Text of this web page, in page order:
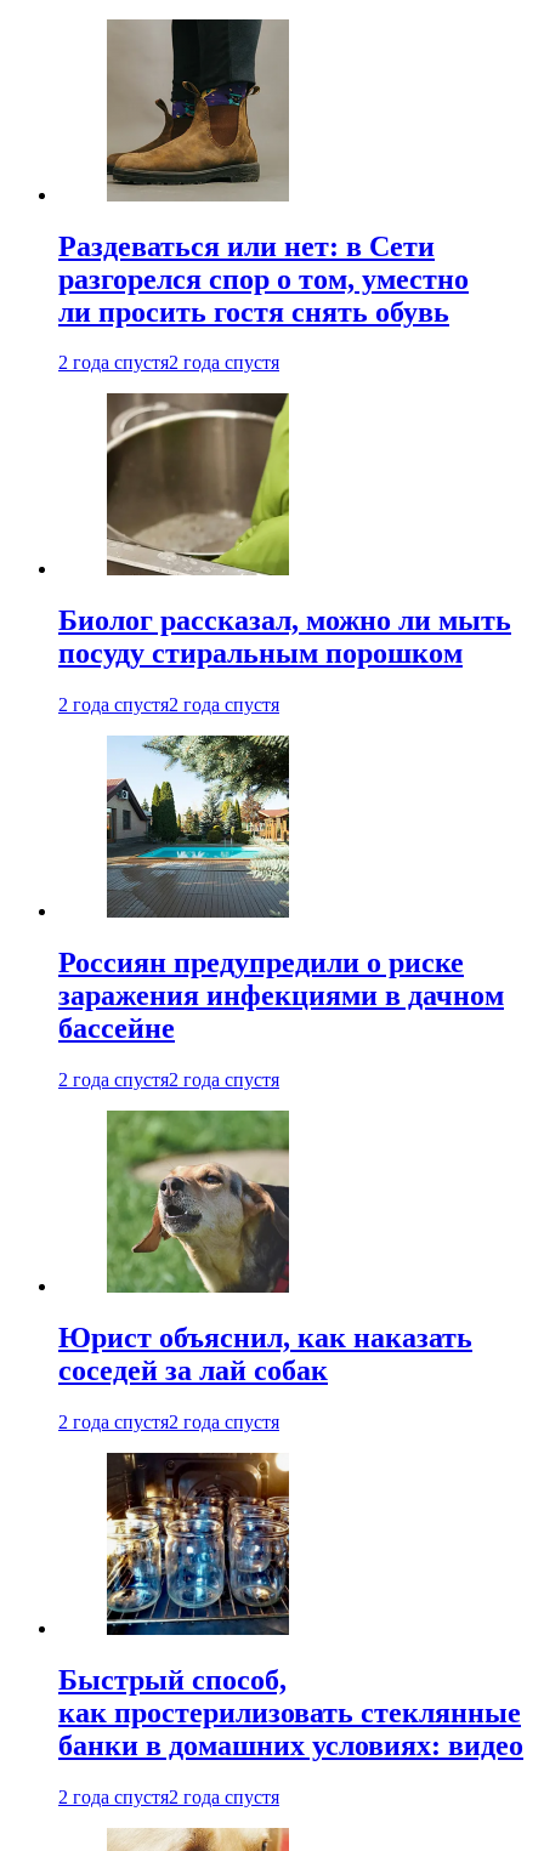
Раздеваться или нет: в Сети
разгорелся спор о том, уместно
ли просить гостя снять обувь
2 года спустя2 года спустя
Биолог рассказал, можно ли мыть
посуду стиральным порошком
2 года спустя2 года спустя
Россиян предупредили о риске
заражения инфекциями в дачном
бассейне
2 года спустя2 года спустя
Юрист объяснил, как наказать
соседей за лай собак
2 года спустя2 года спустя
Быстрый способ,
как простерилизовать стеклянные
банки в домашних условиях: видео
2 года спустя2 года спустя